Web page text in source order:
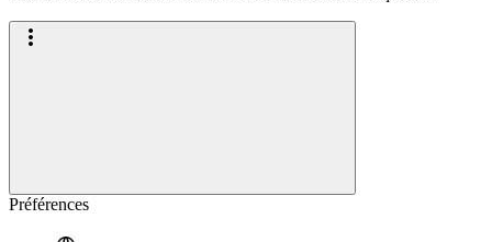
Préférences